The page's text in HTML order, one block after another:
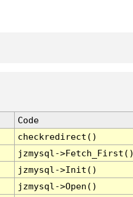
Code
checkredirect()
jzmysql-
jzmysql->Init()
jzmysql->Open()